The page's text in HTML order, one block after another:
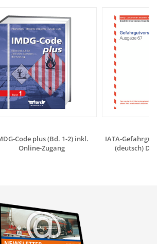
Code plus (Bd. 1-2) inkl.
Online-Zugang
IATA-
(deutsch)